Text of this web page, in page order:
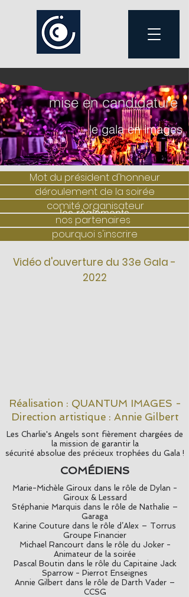
mise en candidature
le gala en images
Mot du président d'honneur
déroulement de la soirée
comité organisateur
les règlements
nos partenaires
pourquoi s'inscrire
Vidéo d'ouverture du 33e Gala -
2022
Réalisation : QUANTUM IMAGES -
Direction artistique : Annie Gilbert
Les Charlie's Angels sont fièrement chargées de
la mission de garantir la
sécurité absolue des précieux trophées du Gala !
COMÉDIENS
Marie-Michèle Giroux dans le rôle de Dylan -
Giroux & Lessard
Stéphanie Marquis dans le rôle de Nathalie –
Garaga
Karine Couture dans le rôle d’Alex – Torrus
Groupe Financier
Michael Rancourt dans le rôle du Joker -
Animateur de la soirée
Pascal Boutin dans le rôle du Capitaine Jack
Sparrow - Pierrot Enseignes
Annie Gilbert dans le rôle de Darth Vader –
CCSG